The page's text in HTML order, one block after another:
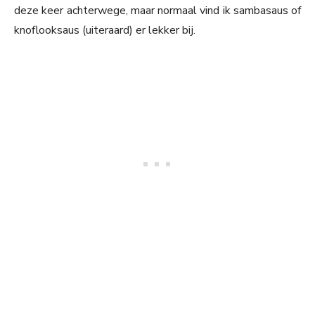
deze keer achterwege, maar normaal vind ik sambasaus of
knoflooksaus (uiteraard) er lekker bij.